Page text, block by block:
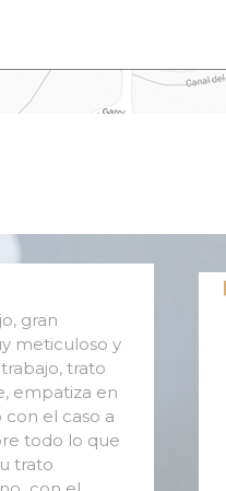
gran
meticuloso y
trato
empatiza en
el caso a
todo lo que
trato